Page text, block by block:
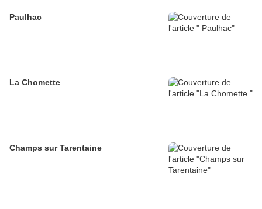
Paulhac
La Chomette
Champs sur Tarentaine